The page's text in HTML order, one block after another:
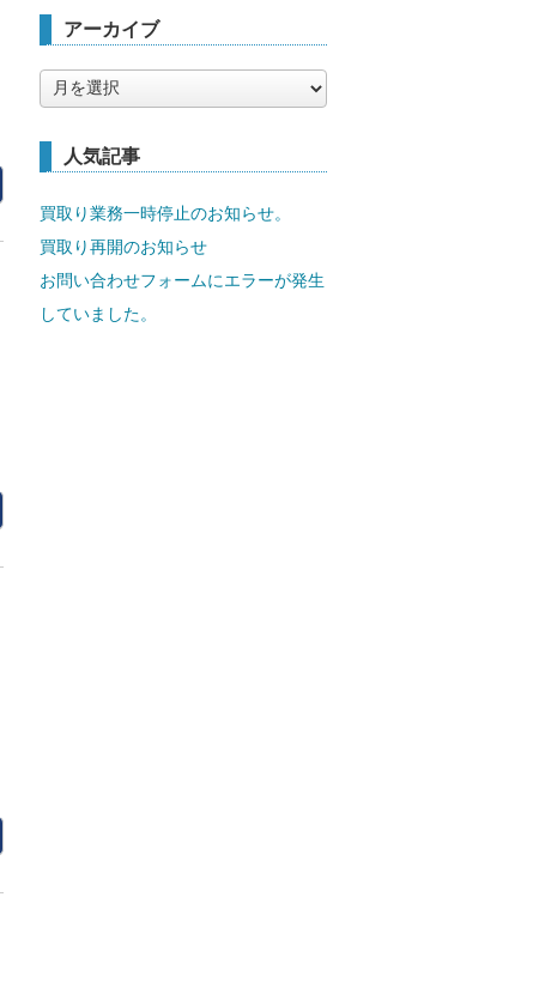
アーカイブ
ー
ブ
人気記事
買取り業務一時停止のお知らせ。
買取り再開のお知らせ
お問い合わせフォームにエラーが発生
していました。